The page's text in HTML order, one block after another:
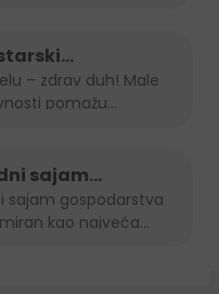
Sara 5K, Zenički
open
– zdrav duh! Male
pomažu...
sajam
Mostar 2022.
kao najveća...